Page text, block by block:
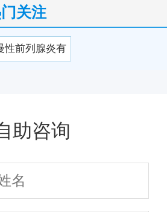
关注
性前列腺炎有
与日常护理指南
助咨询